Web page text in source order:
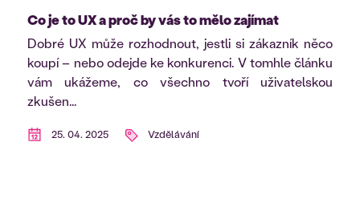
Co je to UX a proč by vás to mělo zajímat
Dobré UX může rozhodnout, jestli si zákazník něco
koupí – nebo odejde ke konkurenci. V tomhle článku
vám ukážeme, co všechno tvoří uživatelskou
zkušen...
25. 04. 2025 Vzdělávání